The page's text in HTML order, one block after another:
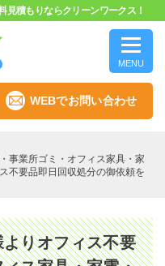
積もりならクリーンワークス！
MENU
WEBでお問い合わせ
事業所ゴミ・オフィス家具・家
不要品即日回収処分の御依頼を
りオフィス不要